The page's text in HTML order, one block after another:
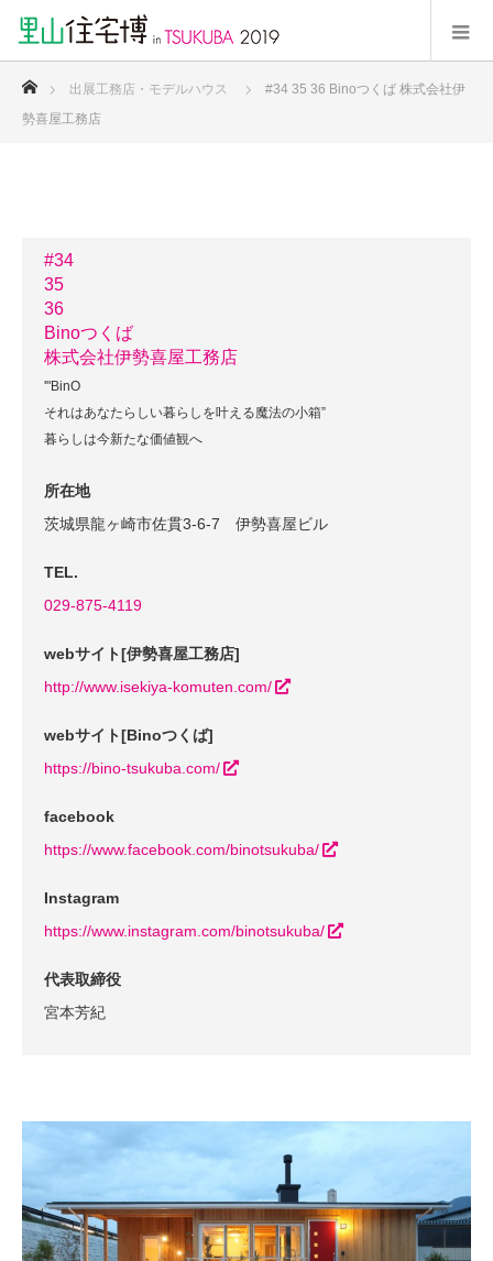
ホーム
出展工務店・モデルハウス
#34 35 36 Binoつくば 株式会社伊
勢喜屋工務店
#34
35
36
Binoつくば
株式会社伊勢喜屋工務店
'"BinO
それはあなたらしい暮らしを叶える魔法の小箱”
暮らしは今新たな価値観へ
所在地
茨城県龍ヶ崎市佐貫3-6-7 伊勢喜屋ビル
TEL.
029-875-4119
webサイト[伊勢喜屋工務店]
http://www.isekiya-komuten.com/
webサイト[Binoつくば]
https://bino-tsukuba.com/
facebook
https://www.facebook.com/binotsukuba/
Instagram
https://www.instagram.com/binotsukuba/
代表取締役
宮本芳紀